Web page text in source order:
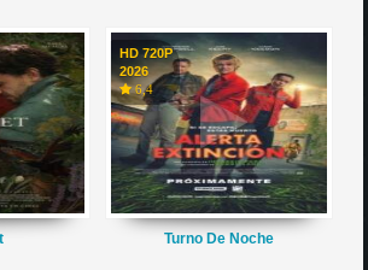
HD 720P
2026
6,4
Turno De Noche